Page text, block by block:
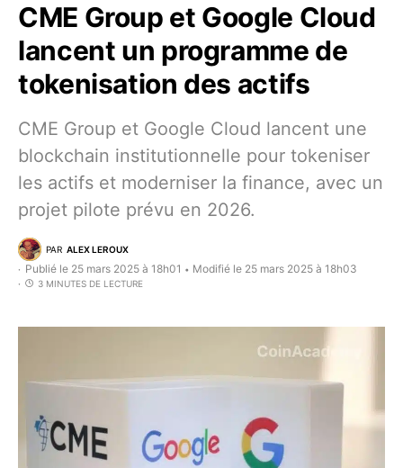
CME Group et Google Cloud
lancent un programme de
tokenisation des actifs
CME Group et Google Cloud lancent une
blockchain institutionnelle pour tokeniser
les actifs et moderniser la finance, avec un
projet pilote prévu en 2026.
PAR ALEX LEROUX
Publié le 25 mars 2025 à 18h01 • Modifié le 25 mars 2025 à 18h03
3 MINUTES DE LECTURE